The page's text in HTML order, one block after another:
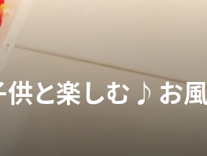
供と楽しむ♪お